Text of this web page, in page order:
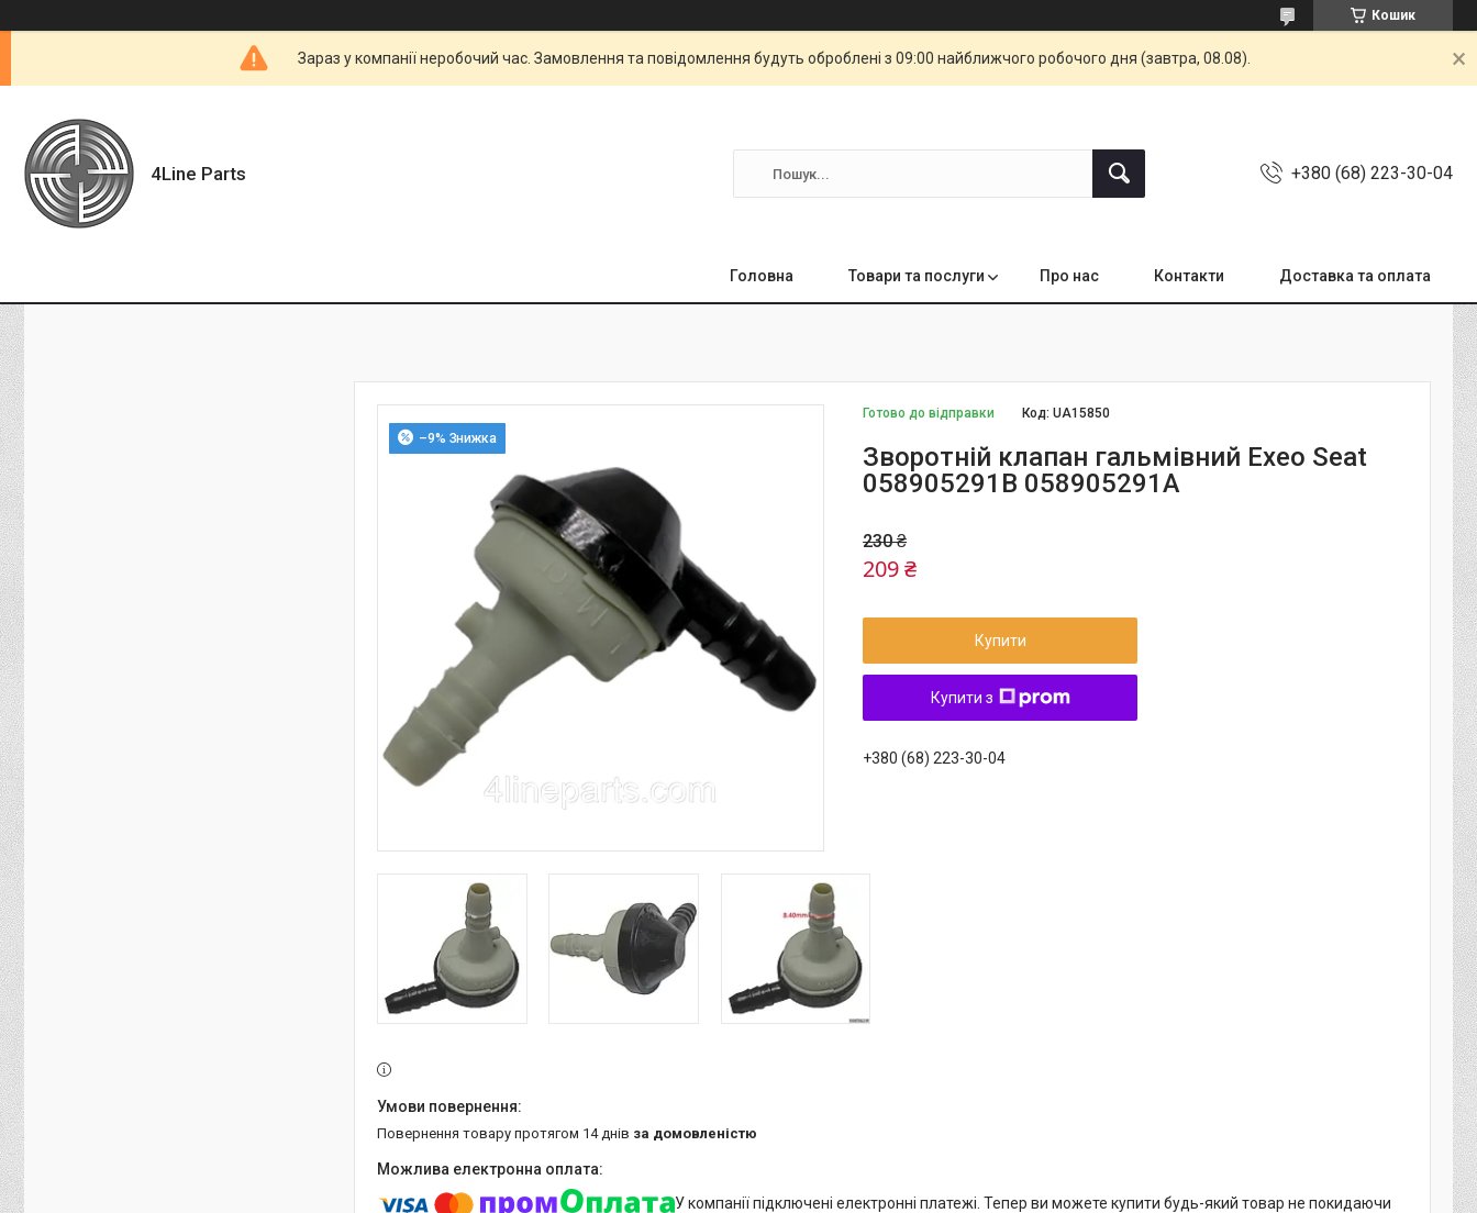
Кошик
Зараз у компанії неробочий час. Замовлення та повідомлення будуть оброблені з 09:00 найближчого робочого дня (завтра, 08.08).
4Line Parts +380 (68) 223-30-04
Головна Товари та послуги Про нас Контакти Доставка та оплата
–9%
Готово до відправки Код:UA15850
Зворотній клапан гальмівний Exeo Seat
058905291B 058905291A
230 ₴
209 ₴
Купити
Купити з
+380 (68) 223-30-04
повернення товару протягом 14 днів за домовленістю
У компанії підключені електронні платежі. Тепер ви можете купити будь-який товар не покидаючи